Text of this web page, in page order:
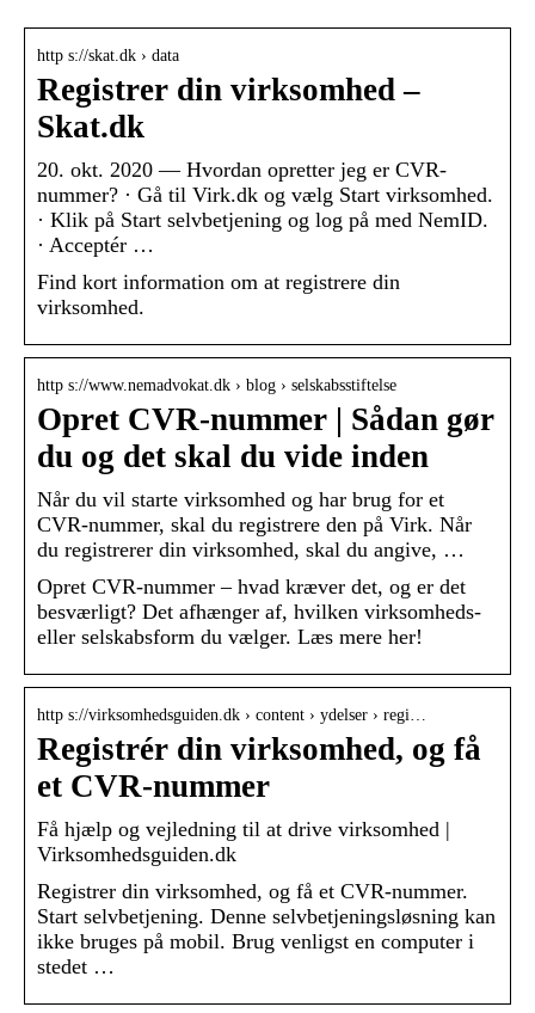
http s://skat.dk › data
Registrer din virksomhed –
Skat.dk
20. okt. 2020 — Hvordan opretter jeg er CVR-
nummer? · Gå til Virk.dk og vælg Start virksomhed.
· Klik på Start selvbetjening og log på med NemID.
· Acceptér …
Find kort information om at registrere din
virksomhed.
http s://www.nemadvokat.dk › blog › selskabsstiftelse
Opret CVR-nummer | Sådan gør
du og det skal du vide inden
Når du vil starte virksomhed og har brug for et
CVR-nummer, skal du registrere den på Virk. Når
du registrerer din virksomhed, skal du angive, …
Opret CVR-nummer – hvad kræver det, og er det
besværligt? Det afhænger af, hvilken virksomheds-
eller selskabsform du vælger. Læs mere her!
http s://virksomhedsguiden.dk › content › ydelser › regi…
Registrér din virksomhed, og få
et CVR-nummer
Få hjælp og vejledning til at drive virksomhed |
Virksomhedsguiden.dk
Registrer din virksomhed, og få et CVR-nummer.
Start selvbetjening. Denne selvbetjeningsløsning kan
ikke bruges på mobil. Brug venligst en computer i
stedet …